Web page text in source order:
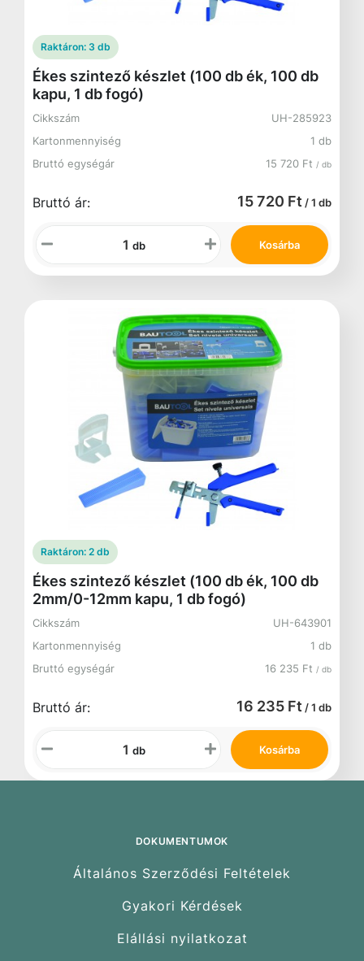
Raktáron: 3 db
Ékes szintező készlet (100 db ék, 100 db
kapu, 1 db fogó)
Cikkszám
UH-285923
Kartonmennyiség
1 db
Bruttó egységár
15 720 Ft / db
Bruttó ár: 15 720 Ft / 1 db
db Kosárba
Raktáron: 2 db
Ékes szintező készlet (100 db ék, 100 db
2mm/0-12mm kapu, 1 db fogó)
Cikkszám
UH-643901
Kartonmennyiség
1 db
Bruttó egységár
16 235 Ft / db
Bruttó ár: 16 235 Ft / 1 db
db Kosárba
DOKUMENTUMOK
Általános Szerződési Feltételek
Gyakori Kérdések
Elállási nyilatkozat